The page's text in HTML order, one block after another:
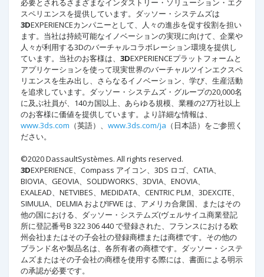
必要とされるさまざまなインダストリー・ソリューション・エク
スペリエンスを提供しています。ダッソー・システムズは
3DEXPERIENCEカンパニーとして、人々の進歩を促す役割を担い
ます。当社は持続可能なイノベーションの実現に向けて、企業や
人々が利用する3Dのバーチャルコラボレーション環境を提供し
ています。当社のお客様は、 3DEXPERIENCEプラットフォームと
アプリケーションを使って現実世界のバーチャルツインエクスペ
リエンスを生み出し、さらなるイノベーション、学び、生産活動
を追求しています。ダッソー・システムズ・グループの20,000名
に及ぶ社員が、140カ国以上、あらゆる規模、業種の27万社以上
のお客様に価値を提供しています。より詳細な情報は、
www.3ds.com （英語）、 www.3ds.com/ja （日本語）をご参照く
ださい。
©2020 DassaultSystèmes. All rights reserved.
3DEXPERIENCE、Compass アイコン、3DS ロゴ、CATIA、
BIOVIA、GEOVIA、SOLIDWORKS、3DVIA、ENOVIA、
EXALEAD、NETVIBES、MEDIDATA、CENTRIC PLM、3DEXCITE、
SIMULIA、DELMIA およびIFWE は、アメリカ合衆国、またはその
他の国における、ダッソー・システムズ(ヴェルサイユ商業登記
所に登記番号B 322 306 440 で登録された、フランスにおける欧
州会社)またはその子会社の登録商標または商標です。その他の
ブランド名や製品名は、各所有者の商標です。ダッソー・システ
ムズまたはその子会社の商標を使用する際には、書面による明示
の承認が必要です。